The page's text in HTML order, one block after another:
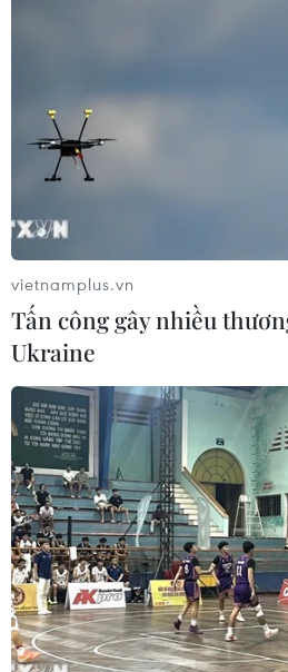
vietnamplus.vn
Tấn công gây nhiều
Ukraine